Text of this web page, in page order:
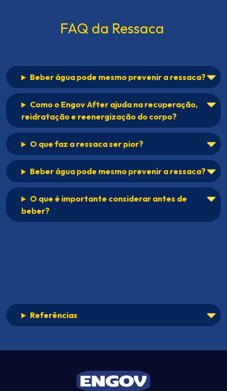
FAQ da Ressaca
Beber água pode mesmo prevenir a ressaca?
Como o Engov After ajuda na recuperação,
reidratação e reenergização do corpo?
O que faz a ressaca ser pior?
Beber água pode mesmo prevenir a ressaca?
O que é importante considerar antes de
beber?
Referências